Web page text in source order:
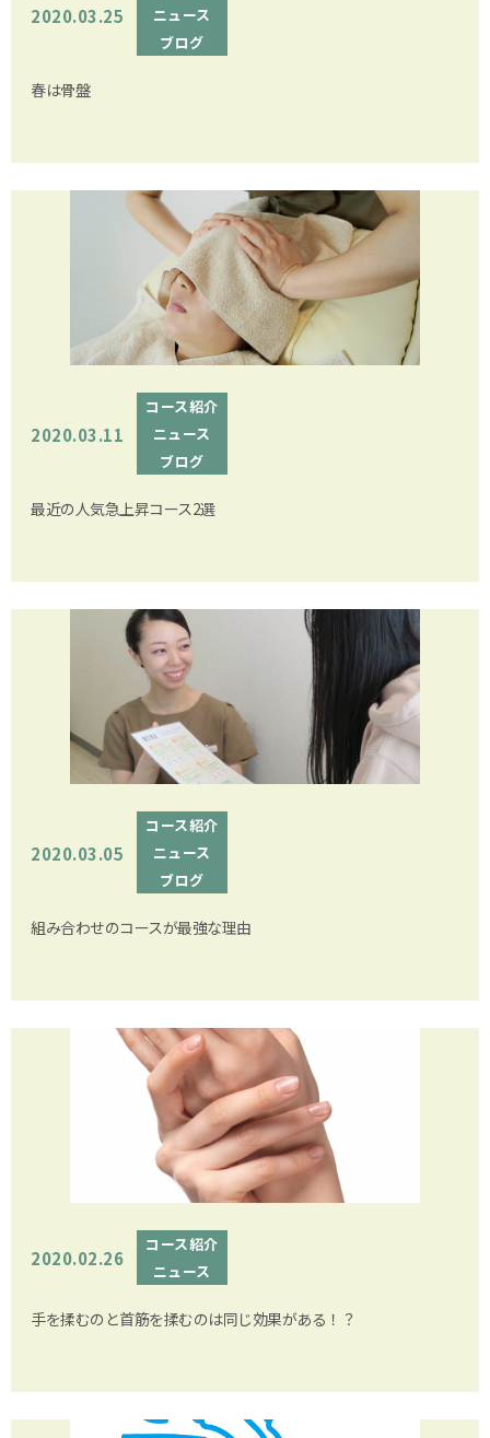
2020.03.25
ニュース
ブログ
春は骨盤
2020.03.11
コース紹介
ニュース
ブログ
最近の人気急上昇コース2選
2020.03.05
コース紹介
ニュース
ブログ
組み合わせのコースが最強な理由
2020.02.26
コース紹介
ニュース
手を揉むのと首筋を揉むのは同じ効果がある！？